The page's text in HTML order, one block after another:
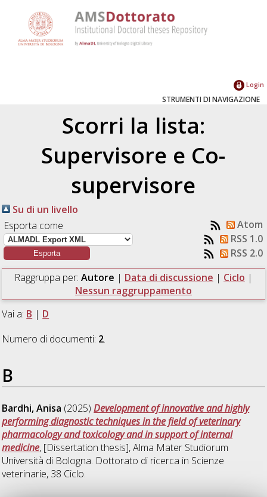
Login
STRUMENTI DI NAVIGAZIONE
Scorri la lista:
Supervisore e Co-
supervisore
Su di un livello
Esporta come
Atom
RSS 1.0
RSS 2.0
Raggruppa per: Autore | Data di discussione | Ciclo |
Nessun raggruppamento
Vai a: B | D
Numero di documenti: 2.
B
Bardhi, Anisa (2025)Development of innovative and highly
performing diagnostic techniques in the field of veterinary
pharmacology and toxicology and in support of internal
medicine, [Dissertation thesis], Alma Mater Studiorum
Università di Bologna. Dottorato di ricerca in Scienze
veterinarie, 38 Ciclo.